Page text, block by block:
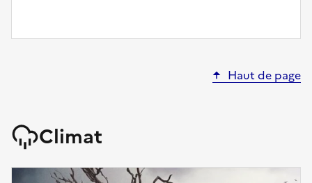
Haut de page
Climat